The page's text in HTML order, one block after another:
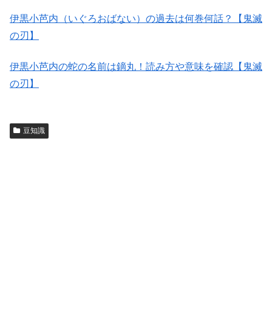
伊黒小芭内（いぐろおばない）の過去は何巻何話？【鬼滅
の刃】
伊黒小芭内の蛇の名前は鏑丸！読み方や意味を確認【鬼滅
の刃】
豆知識